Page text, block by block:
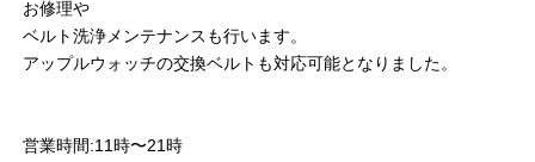
お修理や
ベルト洗浄メンテナンスも行います。
アップルウォッチの交換ベルトも対応可能となりました。
営業時間:11時〜21時